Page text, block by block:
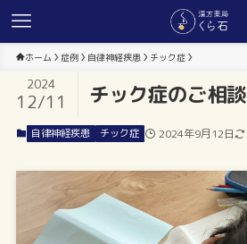
ホーム 症例 自律神経疾患 チック症
チック症のご相談
2024
12/11
自律神経疾患 チック症 2024年9月12日